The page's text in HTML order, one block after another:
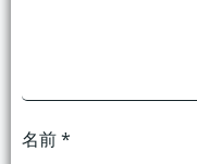
名前*